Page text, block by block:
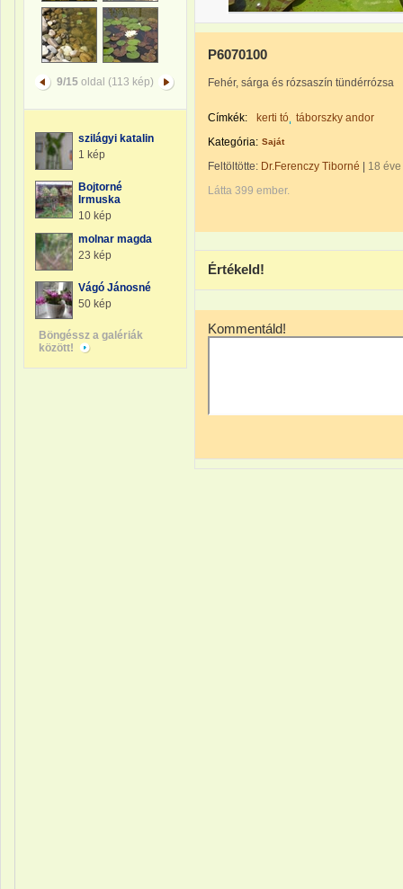
9/15 oldal (113 kép)
szilágyi katalin
1 kép
Bojtorné
Irmuska
10 kép
molnar magda
23 kép
Vágó Jánosné
50 kép
Böngéssz a galériák
között!
P6070100
Fehér, sárga és rózsaszín tündérrózsa
Címkék: kerti tó táborszky andor
Kategória: Saját
Feltöltötte: Dr.Ferenczy Tiborné
18 éve
Látta 399 ember.
Értékeld!
Kommentáld!